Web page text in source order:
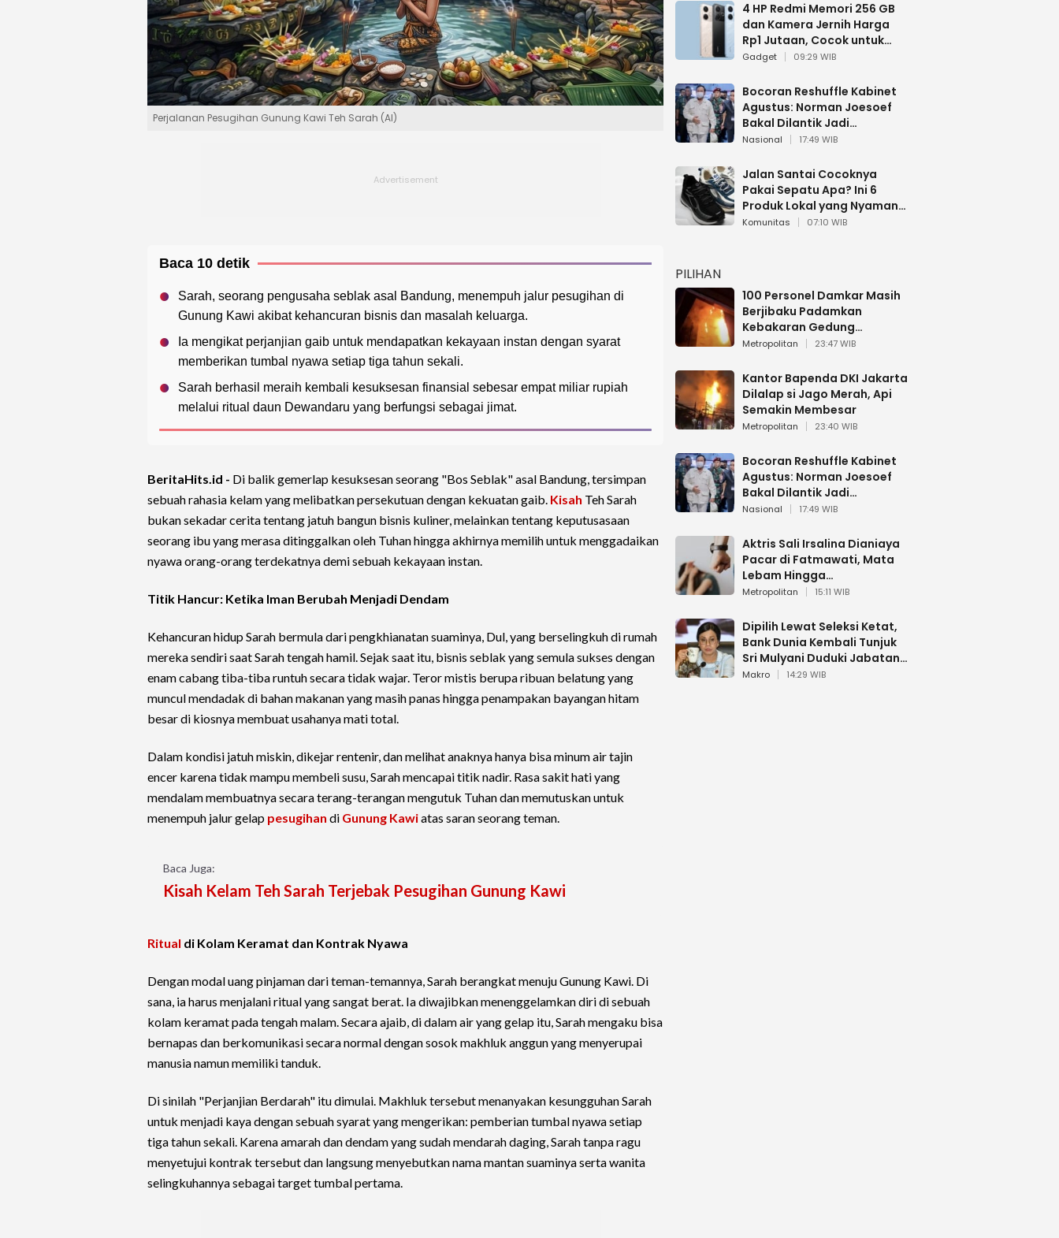
Perjalanan Pesugihan Gunung Kawi Teh Sarah (AI)
Baca 10 detik
Sarah, seorang pengusaha seblak asal Bandung, menempuh jalur pesugihan di
Gunung Kawi akibat kehancuran bisnis dan masalah keluarga.
Ia mengikat perjanjian gaib untuk mendapatkan kekayaan instan dengan syarat
memberikan tumbal nyawa setiap tiga tahun sekali.
Sarah berhasil meraih kembali kesuksesan finansial sebesar empat miliar rupiah
melalui ritual daun Dewandaru yang berfungsi sebagai jimat.
BeritaHits.id - Di balik gemerlap kesuksesan seorang "Bos Seblak" asal Bandung, tersimpan
sebuah rahasia kelam yang melibatkan persekutuan dengan kekuatan gaib. Kisah Teh Sarah
bukan sekadar cerita tentang jatuh bangun bisnis kuliner, melainkan tentang keputusasaan
seorang ibu yang merasa ditinggalkan oleh Tuhan hingga akhirnya memilih untuk menggadaikan
nyawa orang-orang terdekatnya demi sebuah kekayaan instan.
Titik Hancur: Ketika Iman Berubah Menjadi Dendam
Kehancuran hidup Sarah bermula dari pengkhianatan suaminya, Dul, yang berselingkuh di rumah
mereka sendiri saat Sarah tengah hamil. Sejak saat itu, bisnis seblak yang semula sukses dengan
enam cabang tiba-tiba runtuh secara tidak wajar. Teror mistis berupa ribuan belatung yang
muncul mendadak di bahan makanan yang masih panas hingga penampakan bayangan hitam
besar di kiosnya membuat usahanya mati total.
Dalam kondisi jatuh miskin, dikejar rentenir, dan melihat anaknya hanya bisa minum air tajin
encer karena tidak mampu membeli susu, Sarah mencapai titik nadir. Rasa sakit hati yang
mendalam membuatnya secara terang-terangan mengutuk Tuhan dan memutuskan untuk
menempuh jalur gelap pesugihan di Gunung Kawiatas saran seorang teman.
Baca Juga:
Kisah Kelam Teh Sarah Terjebak Pesugihan Gunung Kawi
Ritual di Kolam Keramat dan Kontrak Nyawa
Dengan modal uang pinjaman dari teman-temannya, Sarah berangkat menuju Gunung Kawi. Di
sana, ia harus menjalani ritual yang sangat berat. Ia diwajibkan menenggelamkan diri di sebuah
kolam keramat pada tengah malam. Secara ajaib, di dalam air yang gelap itu, Sarah mengaku bisa
bernapas dan berkomunikasi secara normal dengan sosok makhluk anggun yang menyerupai
manusia namun memiliki tanduk.
Di sinilah "Perjanjian Berdarah" itu dimulai. Makhluk tersebut menanyakan kesungguhan Sarah
untuk menjadi kaya dengan sebuah syarat yang mengerikan: pemberian tumbal nyawa setiap
tiga tahun sekali. Karena amarah dan dendam yang sudah mendarah daging, Sarah tanpa ragu
menyetujui kontrak tersebut dan langsung menyebutkan nama mantan suaminya serta wanita
selingkuhannya sebagai target tumbal pertama.
4 HP Redmi Memori 256 GB
dan Kamera Jernih Harga
Rp1 Jutaan, Cocok untuk
Multitasking
Gadget 09:29 WIB
Bocoran Reshuffle Kabinet
Agustus: Norman Joesoef
Bakal Dilantik Jadi
Wamenhan RI
Nasional 17:49 WIB
Jalan Santai Cocoknya
Pakai Sepatu Apa? Ini 6
Produk Lokal yang Nyaman
Buat 17 Agustusan
Komunitas 07:10 WIB
PILIHAN
100 Personel Damkar Masih
Berjibaku Padamkan
Kebakaran Gedung
Bapenda DKI
Metropolitan 23:47 WIB
Kantor Bapenda DKI Jakarta
Dilalap si Jago Merah, Api
Semakin Membesar
Metropolitan 23:40 WIB
Bocoran Reshuffle Kabinet
Agustus: Norman Joesoef
Bakal Dilantik Jadi
Wamenhan RI
Nasional 17:49 WIB
Aktris Sali Irsalina Dianiaya
Pacar di Fatmawati, Mata
Lebam Hingga
Diselamatkan Polantas
Metropolitan 15:11 WIB
Dipilih Lewat Seleksi Ketat,
Bank Dunia Kembali Tunjuk
Sri Mulyani Duduki Jabatan
Strategis
Makro 14:29 WIB